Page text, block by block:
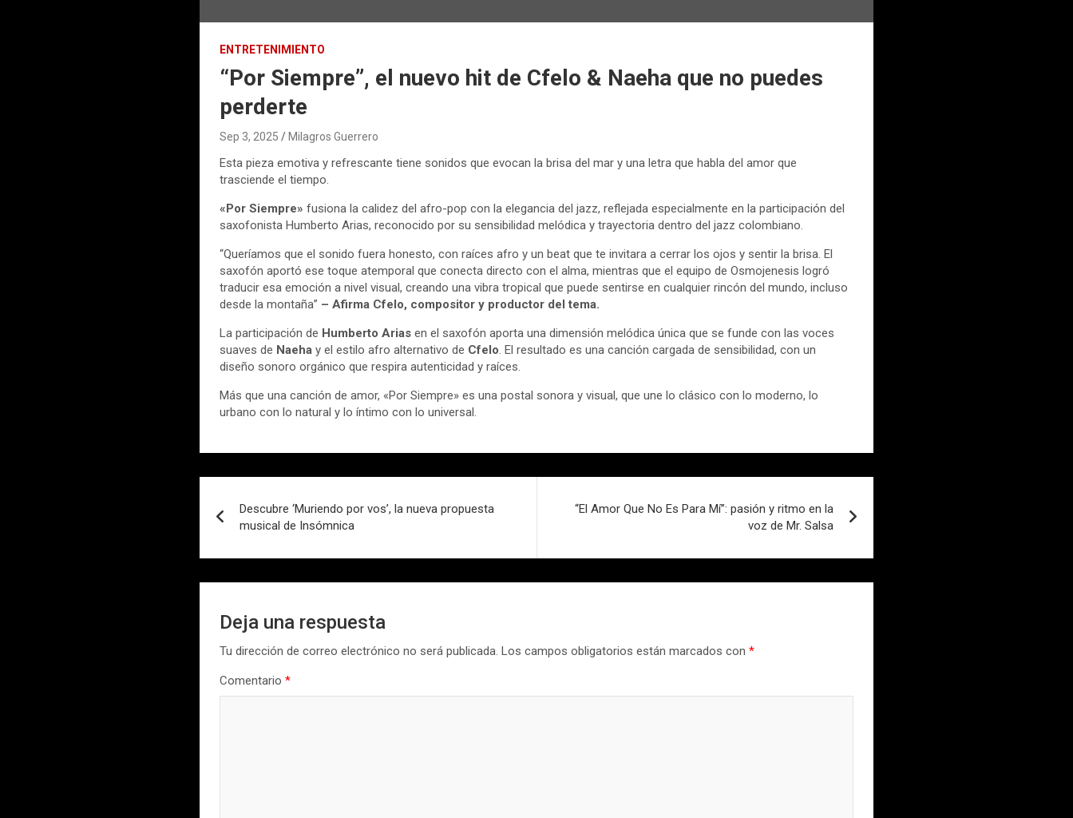
ENTRETENIMIENTO
“Por Siempre”, el nuevo hit de Cfelo & Naeha que no puedes
perderte
Sep 3, 2025 Milagros Guerrero
Esta pieza emotiva y refrescante tiene sonidos que evocan la brisa del mar y una letra que habla del amor que
trasciende el tiempo.
«Por Siempre» fusiona la calidez del afro-pop con la elegancia del jazz, reflejada especialmente en la participación del
saxofonista Humberto Arias, reconocido por su sensibilidad melódica y trayectoria dentro del jazz colombiano.
“Queríamos que el sonido fuera honesto, con raíces afro y un beat que te invitara a cerrar los ojos y sentir la brisa. El
saxofón aportó ese toque atemporal que conecta directo con el alma, mientras que el equipo de Osmojenesis logró
traducir esa emoción a nivel visual, creando una vibra tropical que puede sentirse en cualquier rincón del mundo, incluso
desde la montaña” – Afirma Cfelo, compositor y productor del tema.
La participación de Humberto Arias en el saxofón aporta una dimensión melódica única que se funde con las voces
suaves de Naehay el estilo afro alternativo de Cfelo. El resultado es una canción cargada de sensibilidad, con un
diseño sonoro orgánico que respira autenticidad y raíces.
Más que una canción de amor, «Por Siempre» es una postal sonora y visual, que une lo clásico con lo moderno, lo
urbano con lo natural y lo íntimo con lo universal.
de
entradas
Descubre ‘Muriendo por vos’, la nueva propuesta
musical de Insómnica
“El Amor Que No Es Para Mí”: pasión y ritmo en la
voz de Mr. Salsa
Deja una respuesta
Tu dirección de correo electrónico no será publicada. Los campos obligatorios están marcados con*
Comentario*